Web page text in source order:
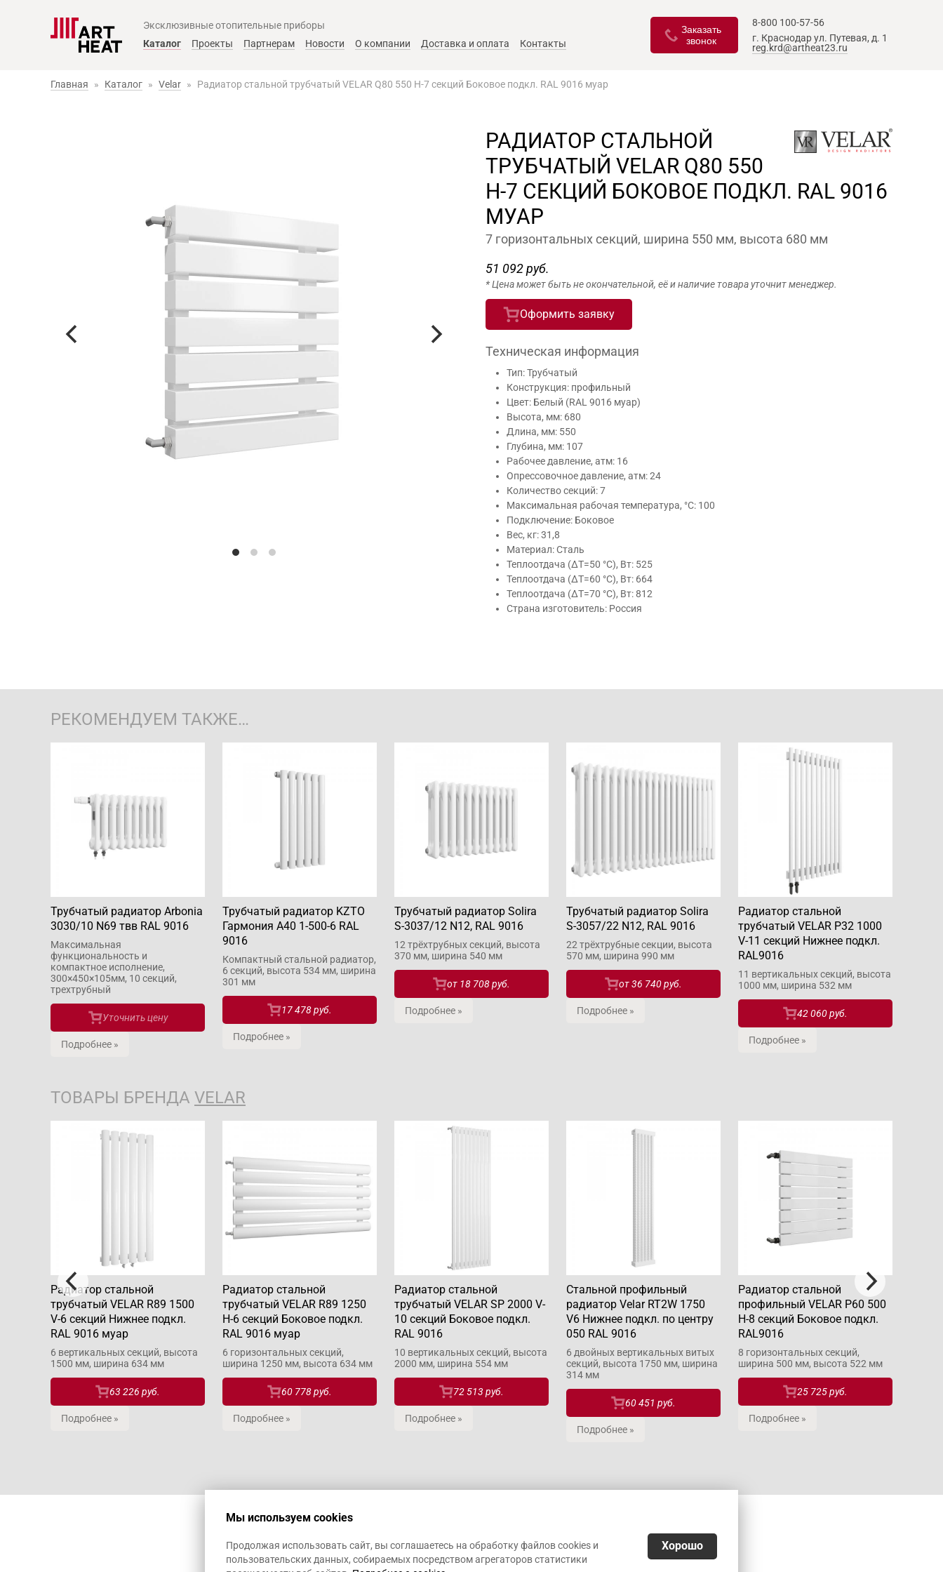
Эксклюзивные отопительные приборы
Главное меню
Каталог Проекты Партнерам Новости О компании Доставка и оплата Контакты
Заказать
звонок
8-800 100-57-56
г. Краснодарул. Путевая, д. 1
reg.krd@artheat23.ru
Главная » Каталог » Velar » Радиатор стальной трубчатый VELAR Q80 550 H-7 секций Боковое подкл. RAL 9016 муар
РАДИАТОР СТАЛЬНОЙ
ТРУБЧАТЫЙ VELAR Q80 550
H-7 СЕКЦИЙ БОКОВОЕ ПОДКЛ. RAL 9016
МУАР
7 горизонтальных секций, ширина 550 мм, высота 680 мм
51 092 руб.
* Цена может быть не окончательной, её и наличие товара уточнит менеджер.
Оформить заявку
Техническая информация
Тип: Трубчатый
Конструкция: профильный
Цвет: Белый (RAL 9016 муар)
Высота, мм: 680
Длина, мм: 550
Глубина, мм: 107
Рабочее давление, атм: 16
Опрессовочное давление, атм: 24
Количество секций: 7
Максимальная рабочая температура, °С: 100
Подключение: Боковое
Вес, кг: 31,8
Материал: Сталь
Теплоотдача (ΔT=50 °C), Вт: 525
Теплоотдача (ΔT=60 °C), Вт: 664
Теплоотдача (ΔT=70 °C), Вт: 812
Страна изготовитель: Россия
РЕКОМЕНДУЕМ ТАКЖЕ…
Трубчатый радиатор Arbonia
3030/10 N69 твв RAL 9016
Максимальная
функциональность и
компактное исполнение,
300×450×105мм, 10 секций,
трехтрубный
Уточнить цену
Подробнее »
Трубчатый радиатор KZTO
Гармония А40 1-500-6 RAL
9016
Компактный стальной радиатор,
6 секций, высота 534 мм, ширина
301 мм
17 478 руб.
Подробнее »
Трубчатый радиатор Solira
S-3037/12 N12, RAL 9016
12 трёхтрубных секций, высота
370 мм, ширина 540 мм
от 18 708 руб.
Подробнее »
Трубчатый радиатор Solira
S-3057/22 N12, RAL 9016
22 трёхтрубные секции, высота
570 мм, ширина 990 мм
от36 740 руб.
Подробнее »
Радиатор стальной
трубчатый VELAR P32 1000
V-11 секций Нижнее подкл.
RAL9016
11 вертикальных секций, высота
1000 мм, ширина 532 мм
42 060 руб.
Подробнее »
ТОВАРЫ БРЕНДА VELAR
Радиатор стальной
трубчатый VELAR R89 1500
V-6 секций Нижнее подкл.
RAL 9016 муар
6 вертикальных секций, высота
1500 мм, ширина 634 мм
63 226 руб.
Подробнее »
Радиатор стальной
трубчатый VELAR R89 1250
H-6 секций Боковое подкл.
RAL 9016 муар
6 горизонтальных секций,
ширина 1250 мм, высота 634 мм
60 778 руб.
Подробнее »
Радиатор стальной
трубчатый VELAR SP 2000 V-
10 секций Боковое подкл.
RAL 9016
10 вертикальных секций, высота
2000 мм, ширина 554 мм
72 513 руб.
Подробнее »
Стальной профильный
радиатор Velar RT2W 1750
V6 Нижнее подкл. по центру
050 RAL 9016
6 двойных вертикальных витых
секций, высота 1750 мм, ширина
314 мм
60 451 руб.
Подробнее »
Радиатор стальной
профильный VELAR P60 500
H-8 секций Боковое подкл.
RAL9016
8 горизонтальных секций,
ширина 500 мм, высота 522 мм
25 725 руб.
Подробнее »
Мы используем cookies
Продолжая использовать сайт, вы соглашаетесь на обработку файлов cookies и
пользовательских данных, собираемых посредством агрегаторов статистики
Хорошо